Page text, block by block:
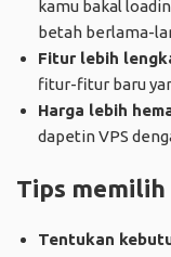
kamu bakal
betah berlama-
Fitur lebih
fitur-fitur baru
Harga lebih
dapetin VPS
Tips memilih
Tentukan